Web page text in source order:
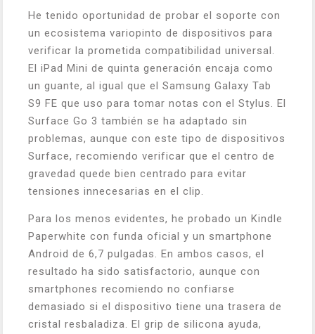
He tenido oportunidad de probar el soporte con
un ecosistema variopinto de dispositivos para
verificar la prometida compatibilidad universal.
El iPad Mini de quinta generación encaja como
un guante, al igual que el Samsung Galaxy Tab
S9 FE que uso para tomar notas con el Stylus. El
Surface Go 3 también se ha adaptado sin
problemas, aunque con este tipo de dispositivos
Surface, recomiendo verificar que el centro de
gravedad quede bien centrado para evitar
tensiones innecesarias en el clip.
Para los menos evidentes, he probado un Kindle
Paperwhite con funda oficial y un smartphone
Android de 6,7 pulgadas. En ambos casos, el
resultado ha sido satisfactorio, aunque con
smartphones recomiendo no confiarse
demasiado si el dispositivo tiene una trasera de
cristal resbaladiza. El grip de silicona ayuda,